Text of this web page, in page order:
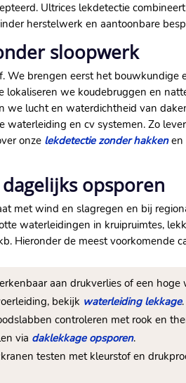
Ultrices lekdetectie
herstelwerk en aantoonbare
sloopwerk
brengen eerst het bouwkundige
we koudebruggen en
lucht en waterdichtheid van
en cv systemen. Zo
onze lekdetectie zonder hakkenen
opsporen
met wind en slagregen en bij
waterleidingen in kruipruimtes,
Hieronder de meest voorkomende
aan drukverlies of een
bekijk waterleiding lekkage.
controleren met rook en
via daklekkage opsporen.
testen met kleurstof en